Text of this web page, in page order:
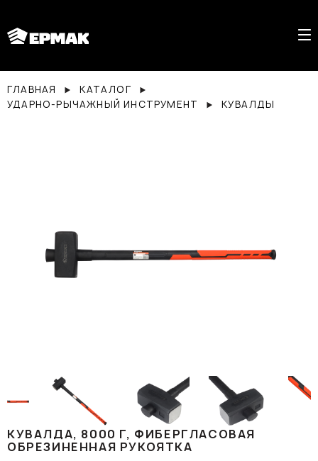
ГЛАВНАЯ
КАТАЛОГ
УДАРНО-РЫЧАЖНЫЙ ИНСТРУМЕНТ
КУВАЛДЫ
КУВАЛДА, 8000 Г, ФИБЕРГЛАСОВАЯ
ОБРЕЗИНЕННАЯ РУКОЯТКА